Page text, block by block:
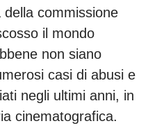
della commissione
il mondo
non siano
casi di abusi e
negli ultimi anni, in
cinematografica.